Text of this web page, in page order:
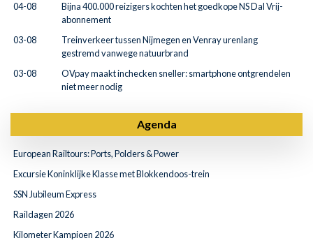
04-08
Bijna 400.000 reizigers kochten het goedkope NS Dal Vrij-
abonnement
03-08
Treinverkeer tussen Nijmegen en Venray urenlang
gestremd vanwege natuurbrand
03-08
OVpay maakt inchecken sneller: smartphone ontgrendelen
niet meer nodig
Agenda
European Railtours: Ports, Polders & Power
Excursie Koninklijke Klasse met Blokkendoos-trein
SSN Jubileum Express
Raildagen 2026
Kilometer Kampioen 2026